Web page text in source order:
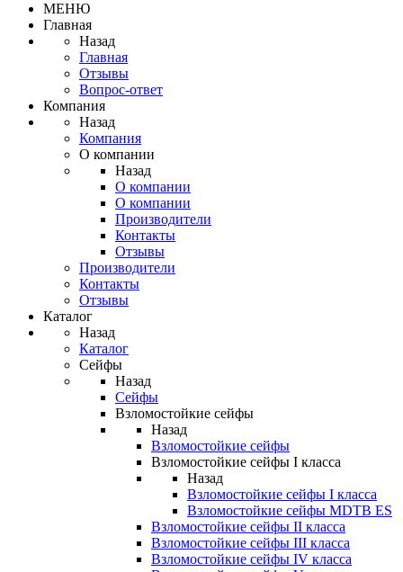
МЕНЮ
Главная
Назад
Главная
Отзывы
Вопрос-ответ
Компания
Назад
Компания
О компании
Назад
О компании
О компании
Производители
Контакты
Отзывы
Производители
Контакты
Отзывы
Каталог
Назад
Каталог
Сейфы
Назад
Сейфы
Взломостойкие сейфы
Назад
Взломостойкие сейфы
Взломостойкие сейфы I класса
Назад
Взломостойкие сейфы I класса
Взломостойкие сейфы MDTB ES
Взломостойкие сейфы II класса
Взломостойкие сейфы III класса
Взломостойкие сейфы IV класса